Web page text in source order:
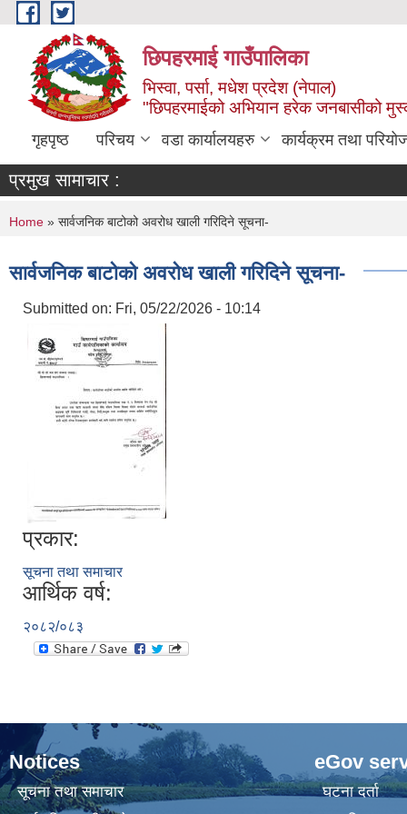
Skip to main content
छिपहरमाई गाउँपालिका
भिस्वा, पर्सा, मधेश प्रदेश (नेपाल)
"छिपहरमाईको अभियान हरेक जनबासीको
गृहपृष्ठ परिचय वडा कार्यालयहरु कार्यक्रम तथा
प्रमुख सामाचार :
You are here
Home » सार्वजनिक बाटोको अवरोध खाली गरिदिने सूचना-
सार्वजनिक बाटोको अवरोध खाली गरिदिने सूचना-
Submitted on: Fri, 05/22/2026 - 10:14
प्रकार:
सूचना तथा समाचार
आर्थिक वर्ष:
२०८२/०८३
Notices
सूचना तथा समाचार
eGov
घटना दर्ता